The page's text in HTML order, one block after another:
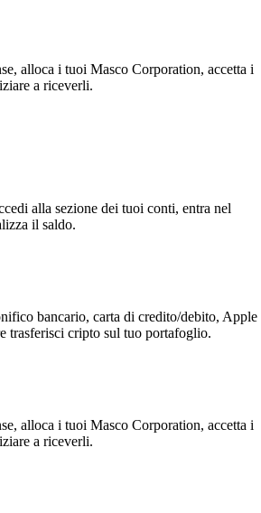
alloca i tuoi Masco Corporation, accetta i
a riceverli.
alla sezione dei tuoi conti, entra nel
il saldo.
bancario, carta di credito/debito, Apple
trasferisci cripto sul tuo portafoglio.
alloca i tuoi Masco Corporation, accetta i
a riceverli.